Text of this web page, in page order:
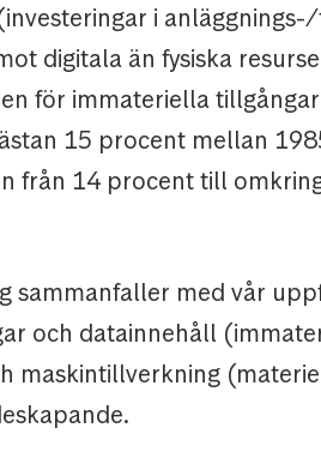
i
digitala än fysiska
för immateriella
15 procent mellan
från 14 procent till
sammanfaller med vår
och datainnehåll
maskintillverkning